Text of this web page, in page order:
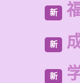
新
新
新